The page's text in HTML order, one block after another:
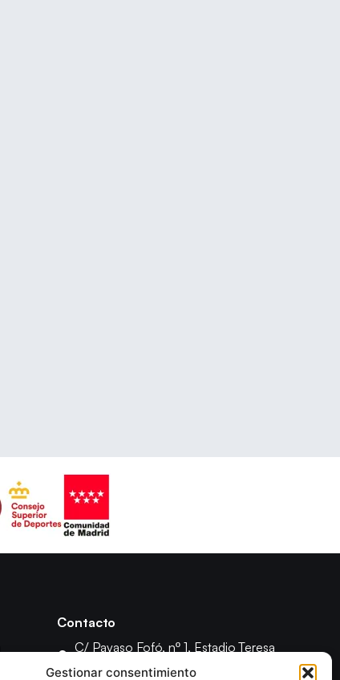
Gestionar consentimiento
Contacto
C/ Payaso Fofó, nº 1, Estadio Teresa
Rivero, 28018 Madrid